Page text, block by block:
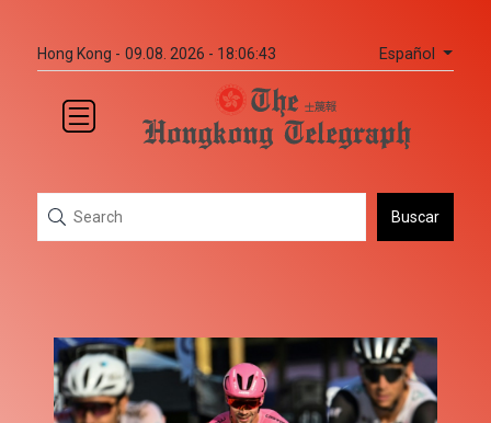
Hong Kong - 09.08. 2026 - 18:06:43 Español
Buscar